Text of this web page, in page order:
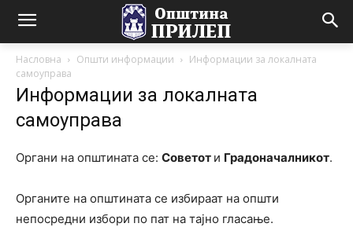
Насловна Општи информации
Информации за локалната
самоуправа
Информации за локалната
самоуправа
Органи на општината се: Советот и Градоначалникот.
Органите на општината се избираат на општи
непосредни избори по пат на тајно гласање.